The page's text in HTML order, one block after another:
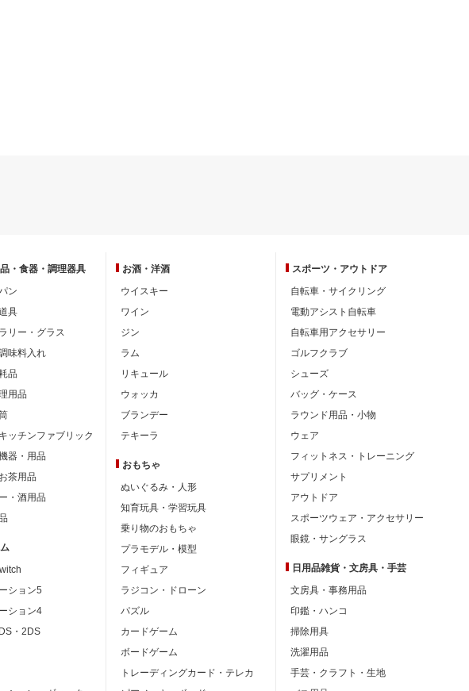
・ 食器・調理器具
ン
具
リー・グラス
味料入れ
品
用品
ッチンファブリック
器・用品
茶用品
・酒用品
ション5
ション4
・2DS
お酒・洋酒
ウイスキー
ワイン
ジン
ラム
リキュール
ウォッカ
ブランデー
テキーラ
おもちゃ
ぬいぐるみ・人形
知育玩具・学習玩具
乗り物のおもちゃ
プラモデル・模型
フィギュア
ラジコン・ドローン
パズル
カードゲーム
ボードゲーム
トレーディングカード・テレカ
スポーツ・ アウトドア
自転車・サイクリング
電動アシスト自転車
自転車用アクセサリー
ゴルフクラブ
シューズ
バッグ・ケース
ラウンド用品・小物
ウェア
フィットネス・トレーニング
サプリメント
アウトドア
スポーツウェア・アクセサリー
眼鏡・サングラス
日用品雑貨・文房具・手芸
文房具・事務用品
印鑑・ハンコ
掃除用具
洗濯用品
手芸・クラフト・生地